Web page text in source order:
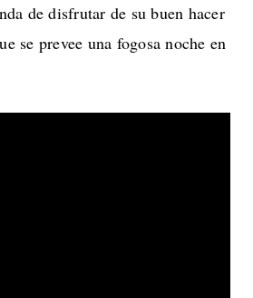
de disfrutar de su buen hacer
se prevee una fogosa noche en